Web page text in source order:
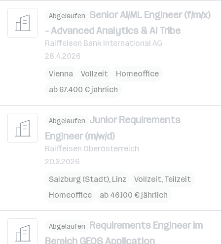
Abgelaufen Senior AI/ML Engineer (f/m/x)
- Advanced Analytics & AI Tribe
Raiffeisen Bank International AG
28.4.2026
Vienna
Vollzeit
Homeoffice
ab 67.400 € jährlich
Abgelaufen Junior Requirements
Engineer (m/w/d)
Raiffeisen Oberösterreich
20.3.2026
Salzburg (Stadt), Linz
Vollzeit, Teilzeit
Homeoffice
ab 46.100 € jährlich
Abgelaufen Requirements Engineer im
Bereich GEOS Application